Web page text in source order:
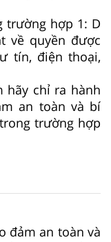
trường hợp 1: D
về quyền được
tín, điện thoại,
hãy chỉ ra hành
an toàn và bí
trường hợp
đảm an toàn và